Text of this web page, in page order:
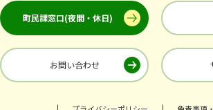
町民課窓口(夜間・休日)
お問い合わせ